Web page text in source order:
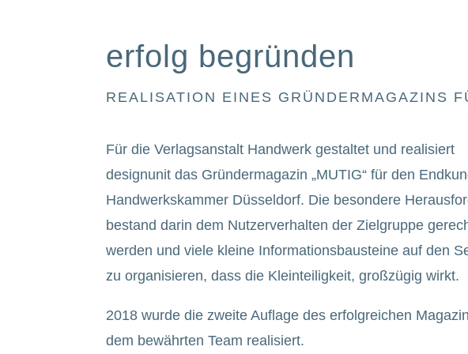
erfolg begründen
REALISATION EINES GRÜNDERMAGAZINS
Für die Verlagsanstalt Handwerk gestaltet und realisiert
designunit das Gründermagazin „MUTIG“ für den
Handwerkskammer Düsseldorf. Die besondere
bestand darin dem Nutzerverhalten der Zielgruppe
werden und viele kleine Informationsbausteine auf den
zu organisieren, dass die Kleinteiligkeit, großzügig wirkt.
2018 wurde die zweite Auflage des erfolgreichen
dem bewährten Team realisiert.